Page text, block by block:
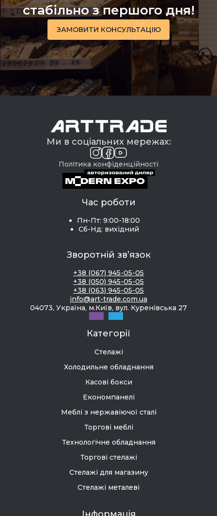
стабільно з першого дня!
ЗАМОВИТИ КОНСУЛЬТАЦІЮ
Ми в соціальних мережах:
Політика конфіденційності
Час роботи
Пн-Пт: 9:00-18:00
Сб-Нд: вихідний
Зворотній зв’язок
+38 (067) 945-05-05
+38 (050) 945-05-05
+38 (063) 945-05-05
info@art-trade.com.ua
04073, Україна, м.Київ, вул. Куренівська 27
Категорії
Стелажі
Холодильне обладнання
Касові бокси
Економпанелі
Меблі з нержавіючої сталі
Торгові меблі
Технологічне обладнання
Торгові стелажі
Стелажі для магазину
Стелажі металеві